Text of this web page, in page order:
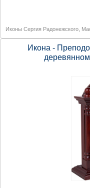
Иконы Сергия Радонежского
Икона -